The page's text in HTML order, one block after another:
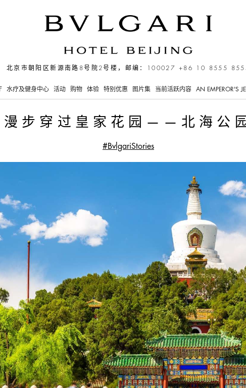
海公园
北京市朝阳区新源南路8号院2号楼，邮编：100027 +86 10 8555
水疗及健身中心 活动 购物 体验 特别优惠 图片集 当前活跃内容 AN EMPEROR'S
漫步穿过皇家花园——北海公园
#BvlgariStories